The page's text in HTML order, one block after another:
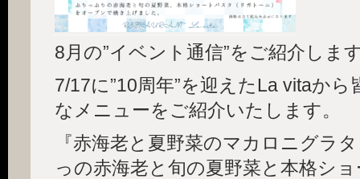
8月の”イベント通信”をご紹介しま
7/17に”10周年”を迎えたLa vitaか
なメニューをご紹介いたします。
『赤海老と夏野菜のマカロニグラ
っの赤海老と旬の夏野菜と本格シ